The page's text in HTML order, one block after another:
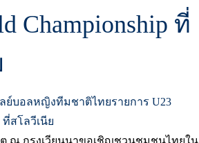
Championship ที่
ณ กรุงเวียนนาขอเชิญชวนชุมชนไทยใน